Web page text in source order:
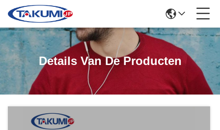
Details Van De Producten